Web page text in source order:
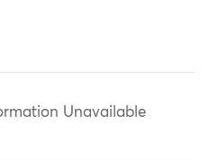
Unavailable